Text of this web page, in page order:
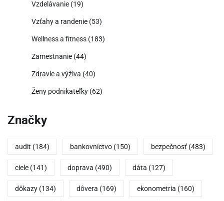
Vzdelávanie (19)
Vzťahy a randenie (53)
Wellness a fitness (183)
Zamestnanie (44)
Zdravie a výživa (40)
Ženy podnikateľky (62)
Značky
audit (184) bankovníctvo (150) bezpečnosť (483)
ciele (141) doprava (490) dáta (127)
dôkazy (134) dôvera (169) ekonometria (160)